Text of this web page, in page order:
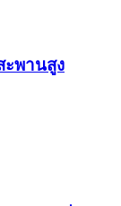
พานสูง​